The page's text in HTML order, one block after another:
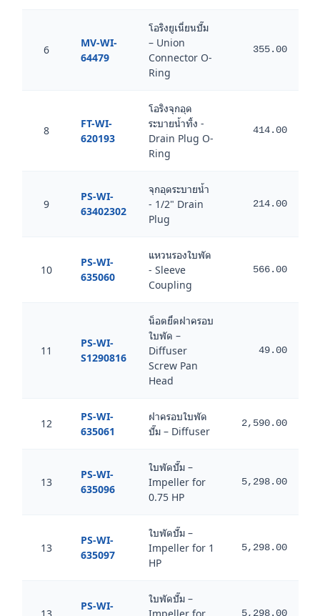
6
MV-WI-
64479
โอริงยูเนี่ยนปั๊ม
– Union
Connector O-
Ring
355.00
8
FT-WI-
620193
โอริงจุกอุด
ระบายน้ำทิ้ง -
Drain Plug O-
Ring
414.00
9
PS-WI-
63402302
จุกอุดระบายน้ำ
- 1/2" Drain
Plug
214.00
10
PS-WI-
635060
แหวนรองใบพัด
- Sleeve
Coupling
566.00
11
PS-WI-
S1290816
น็อตยึดฝาครอบ
ใบพัด –
Diffuser
Screw Pan
Head
49.00
12
PS-WI-
635061
ฝาครอบใบพัด
ปั๊ม – Diffuser
2,590.00
13
PS-WI-
635096
ใบพัดปั๊ม –
Impeller for
0.75 HP
5,298.00
13
PS-WI-
635097
ใบพัดปั๊ม –
Impeller for 1
HP
5,298.00
PS-WI-
ใบพัดปั๊ม –
5,298.00